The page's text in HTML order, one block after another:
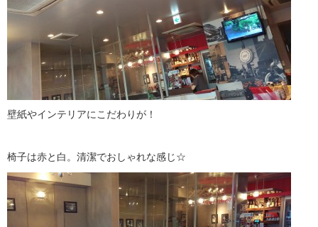
壁紙やインテリアにこだわりが！
椅子は赤と白。清潔でおしゃれな感じ☆